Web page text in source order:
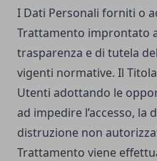
I Dati Personali forniti o
Trattamento improntato
trasparenza e di tutela
vigenti normative. Il
Utenti adottando le
ad impedire l’accesso, la
distruzione non
Trattamento viene